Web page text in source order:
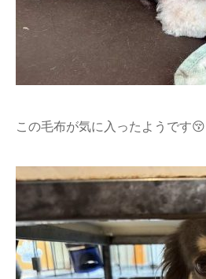
この毛布が気に入ったようです😚